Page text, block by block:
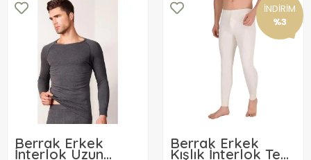
Berrak Erkek
İnterlok Uzun
İNDİRİM
%3
Berrak Erkek
Kışlık İnterlok Tek